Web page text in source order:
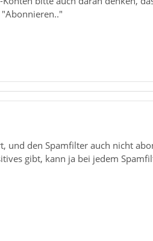
und den Spamfilter auch nicht
gibt, kann ja bei jedem